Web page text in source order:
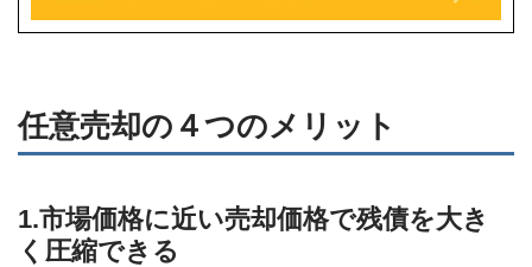
任意売却の４つのメリット
1.市場価格に近い売却価格で残債を大き
く圧縮できる